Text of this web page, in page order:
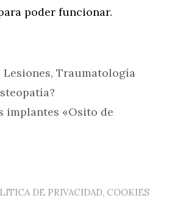
poder funcionar.
Lesiones, Traumatología
implantes «Osito de
DE PRIVACIDAD, COOKIES